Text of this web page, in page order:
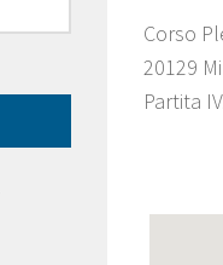
Corso
20129
Partita